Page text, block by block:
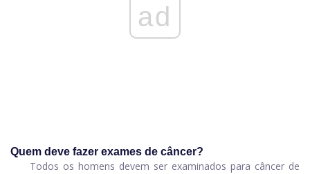
ad
Quem deve fazer exames de câncer?
Todos os homens devem ser examinados para câncer de